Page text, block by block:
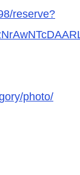
reserve?
photo/